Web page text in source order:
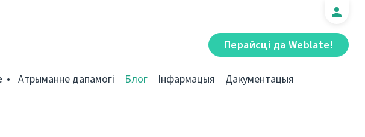
Перайсці да Weblate!
Атрыманне дапамогі Блог Інфармацыя Дакументацыя